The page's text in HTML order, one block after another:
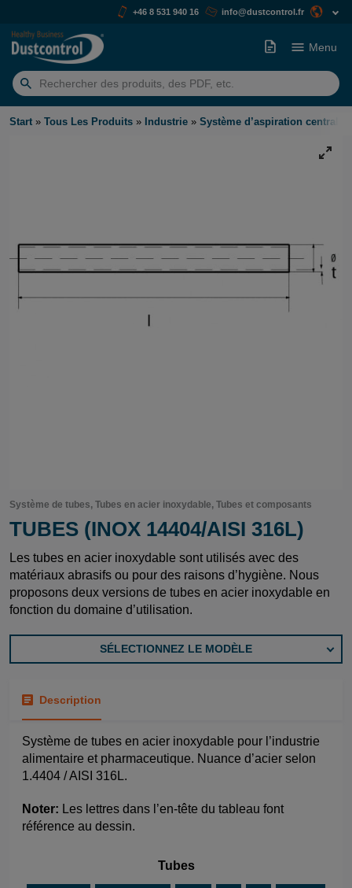
+46 8 531 940 16 info@dustcontrol.fr
Rechercher:
Menu
Start » Tous Les Produits » Industrie » Système d’aspiration centralisé
Système de tubes, Tubes en acier inoxydable, Tubes et composants
TUBES (INOX 14404/AISI 316L)
Les tubes en acier inoxydable sont utilisés avec des
matériaux abrasifs ou pour des raisons d’hygiène. Nous
proposons deux versions de tubes en acier inoxydable en
fonction du domaine d’utilisation.
SÉLECTIONNEZ LE MODÈLE
Description
Système de tubes en acier inoxydable pour l’industrie
alimentaire et pharmaceutique. Nuance d’acier selon
1.4404 / AISI 316L.
Noter: Les lettres dans l’en-tête du tableau font
référence au dessin.
Tubes